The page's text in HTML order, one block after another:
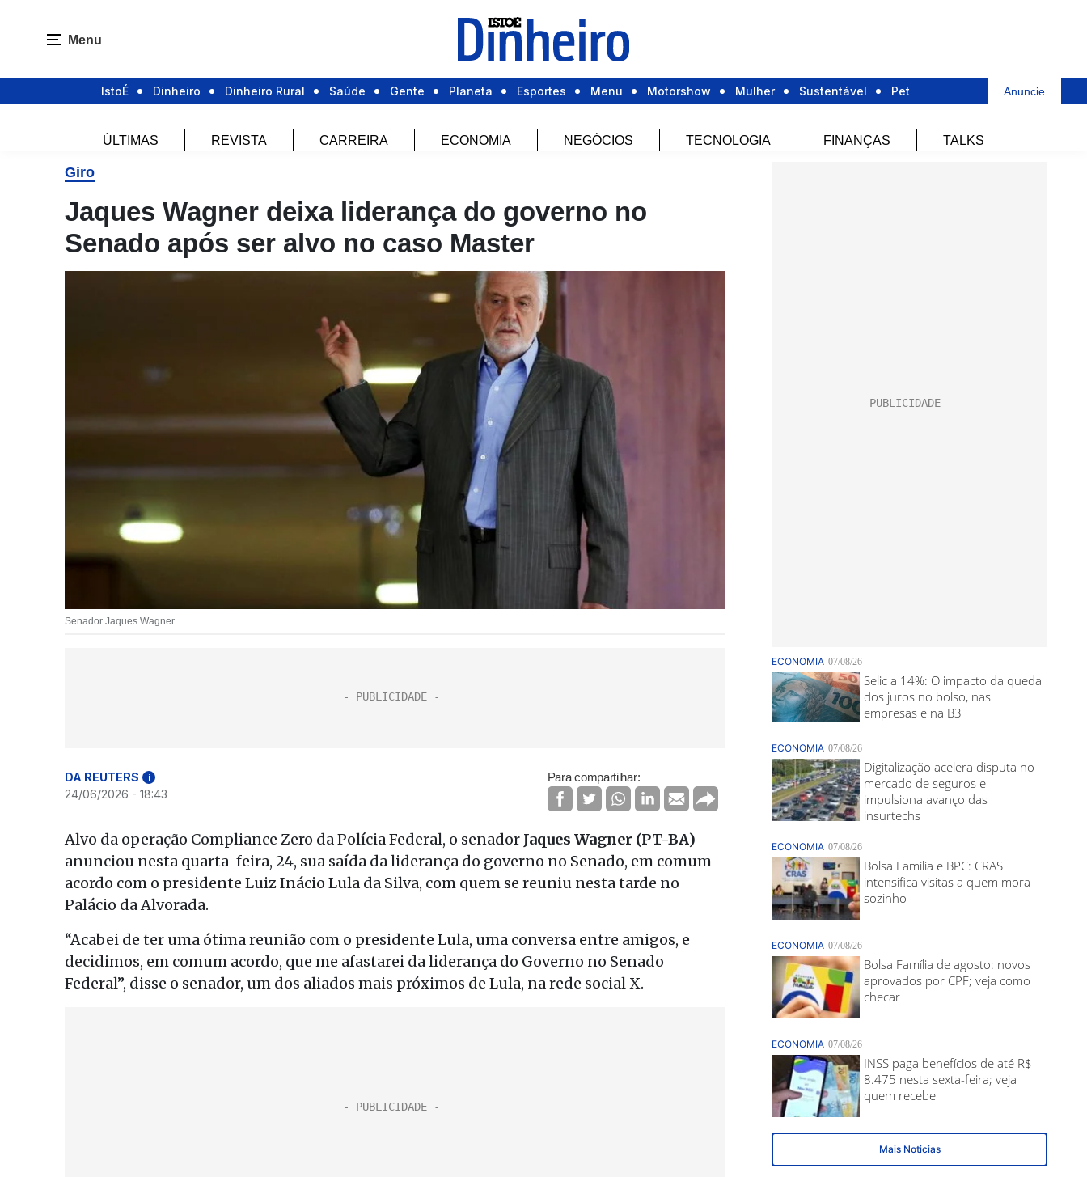
Menu
IstoÉ Dinheiro Dinheiro Rural Saúde Gente Planeta Esportes Menu Motorshow Mulher Sustentável Pet Anuncie
ÚLTIMAS REVISTA CARREIRA ECONOMIA NEGÓCIOS TECNOLOGIA FINANÇAS TALKS
Giro
Jaques Wagner deixa liderança do governo no
Senado após ser alvo no caso Master
Senador Jaques Wagner
DA REUTERS i
24/06/2026 - 18:43
Para compartilhar:
Alvo da operação Compliance Zero da Polícia Federal, o senador Jaques Wagner (PT-BA)
anunciou nesta quarta-feira, 24, sua saída da liderança do governo no Senado, em comum
acordo com o presidente Luiz Inácio Lula da Silva, com quem se reuniu nesta tarde no
Palácio da Alvorada.
“Acabei de ter uma ótima reunião com o presidente Lula, uma conversa entre amigos, e
decidimos, em comum acordo, que me afastarei da liderança do Governo no Senado
Federal”, disse o senador, um dos aliados mais próximos de Lula, na rede social X.